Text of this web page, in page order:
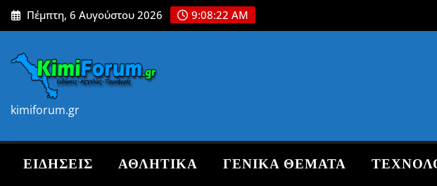
Skip
to
Πέμπτη, 6 Αυγούστου 2026 9:08:23 AM
kimiforum.gr
ΕΙΔΗΣΕΙΣ ΑΘΛΗΤΙΚΑ ΓΕΝΙΚΑ ΘΕΜΑΤΑ